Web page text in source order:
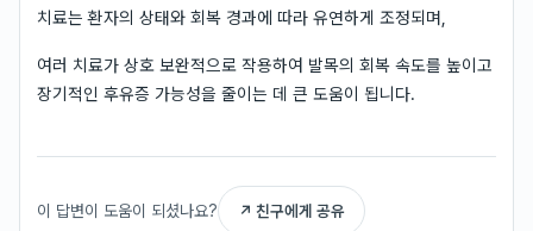
치료는 환자의 상태와 회복 경과에 따라 유연하게 조정되며,
여러 치료가 상호 보완적으로 작용하여 발목의 회복 속도를 높이고
장기적인 후유증 가능성을 줄이는 데 큰 도움이 됩니다.
이 답변이 도움이 되셨나요? ↗ 친구에게 공유